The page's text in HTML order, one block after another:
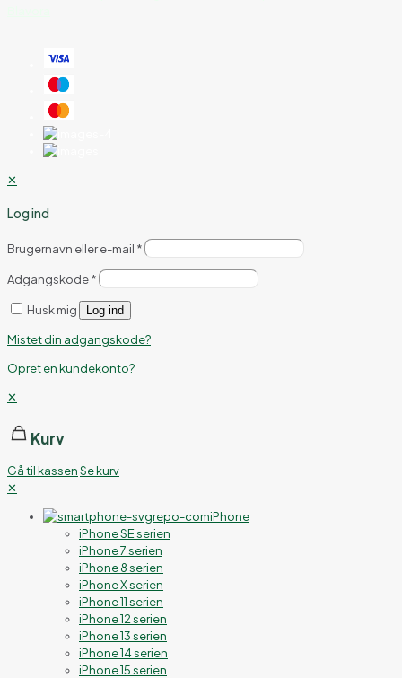
✕
Log ind
Brugernavn eller e-mail *
Adgangskode*
Husk mig Log ind
Mistet din adgangskode?
Opret en kundekonto?
✕
Kurv
Gå til kassenSe kurv
✕
iPhone
iPhone SE serien
iPhone 7 serien
iPhone 8 serien
iPhone X serien
iPhone 11 serien
iPhone 12 serien
iPhone 13 serien
iPhone 14 serien
iPhone 15 serien